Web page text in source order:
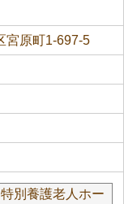
宮原町1-697-5
別養護老人ホー